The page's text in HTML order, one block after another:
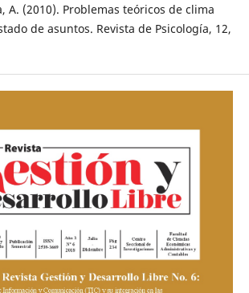
A. (2010). Problemas teóricos de clima
de asuntos. Revista de Psicología, 12,